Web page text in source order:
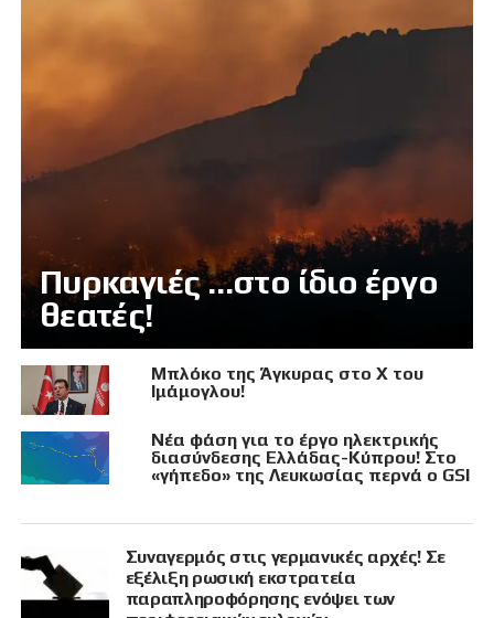
Πυρκαγιές …στο ίδιο έργο
θεατές!
Μπλόκο της Άγκυρας στο X του
Ιμάμογλου!
Νέα φάση για το έργο ηλεκτρικής
διασύνδεσης Ελλάδας-Κύπρου! Στο
«γήπεδο» της Λευκωσίας περνά ο GSI
Συναγερμός στις γερμανικές αρχές! Σε
εξέλιξη ρωσική εκστρατεία
παραπληροφόρησης ενόψει των